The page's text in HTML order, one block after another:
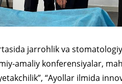
jarrohlik va
amaliy konferensiyalar,
“Ayollar ilmida